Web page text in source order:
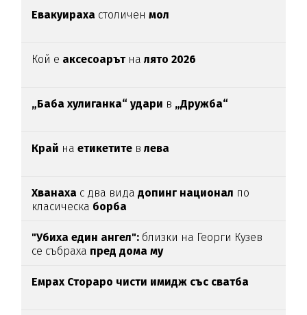
Евакуираха столиченмол
Кой е аксесоарътналято 2026
„Баба хулиганка“ удари в „Дружба“
Край наетикетите влева
Хванаха с два видадопинг национал по
класическа борба
"Убиха един ангел": близки на Георги Кузев
се събраха пред дома му
Емрах Стораро чисти имидж със сватба